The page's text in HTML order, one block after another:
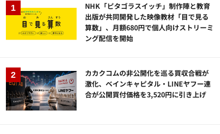
NHK「ピタゴラスイッチ」制作陣と教育
出版が共同開発した映像教材「目で見る
算数」、月額680円で個人向けストリーミ
ング配信を開始
カカクコムの非公開化を巡る買収合戦が
激化、ベインキャピタル・LINEヤフー連
合が公開買付価格を3,520円に引き上げ